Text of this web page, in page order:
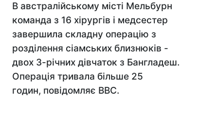
В австралійському місті Мельбурн
команда з 16 хірургів і медсестер
завершила складну операцію з
розділення сіамських близнюків -
двох 3-річних дівчаток з Бангладеш.
Операція тривала більше 25
годин, повідомляє ВВС.